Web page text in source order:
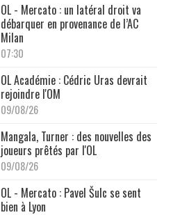
OL - Mercato : un latéral droit va
débarquer en provenance de l’AC
Milan
07:30
OL Académie : Cédric Uras devrait
rejoindre l'OM
09/08/26
Mangala, Turner : des nouvelles des
joueurs prêtés par l'OL
09/08/26
OL - Mercato : Pavel Šulc se sent
bien à Lyon